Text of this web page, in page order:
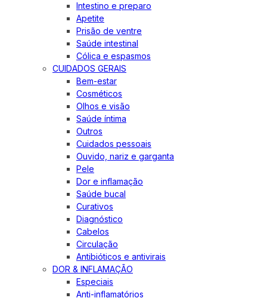
Intestino e preparo
Apetite
Prisão de ventre
Saúde intestinal
Cólica e espasmos
CUIDADOS GERAIS
Bem-estar
Cosméticos
Olhos e visão
Saúde íntima
Outros
Cuidados pessoais
Ouvido, nariz e garganta
Pele
Dor e inflamação
Saúde bucal
Curativos
Diagnóstico
Cabelos
Circulação
Antibióticos e antivirais
DOR & INFLAMAÇÃO
Especiais
Anti-inflamatórios